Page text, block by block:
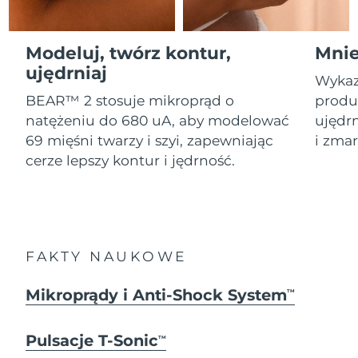
Modeluj, twórz kontur,
ujędrniaj
BEAR™ 2 stosuje mikroprąd o
natężeniu do 680 uA, aby modelować
69 mięśni twarzy i szyi, zapewniając
cerze lepszy kontur i jędrność.
i
FAKTY NAUKOWE
Mikroprądy i Anti-Shock SystemTM
Pulsacje T-SonicTM
All revitalizing eye massagers
Advanced pore care essentials
Serum
For healthy hair
issa™ Teeth Whitening Gel
18% PAP
Kupuj
Gibraltar
Grecja
Oczekiwany czas dostawy
8/8/26
SRA Hongkong
(Chiny)
Oczekiwany czas dostawy
8/9/26
Węgry
Oczekiwany czas dostawy
Indonezja
Irlandia
Oczekiwany czas dostawy
Wyspa Man